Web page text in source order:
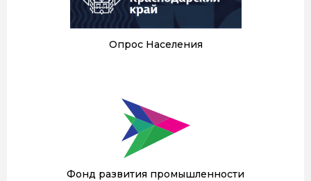
Опрос Населения
Фонд развития промышленности